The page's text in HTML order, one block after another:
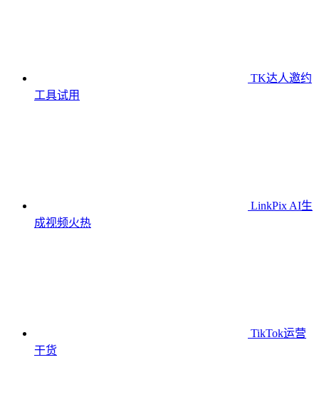
TK达人邀约
工具试用
LinkPix AI生
成视频火热
TikTok运营
干货